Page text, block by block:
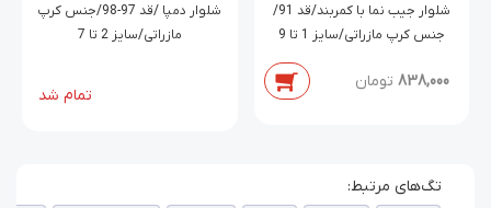
شلوار جیب نما با کمربند/قد 91/
جنس کرپ مازراتی/سایز 1 تا 9
838,000 تومان
شلوار دمپا /قد 97-98/جنس کرپ
مازراتی/سایز 2 تا 7
تمام شد